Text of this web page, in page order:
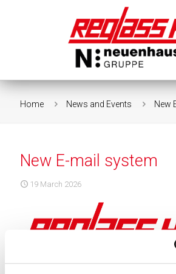
Home News and Events New
New E-mail system
19 March 2026